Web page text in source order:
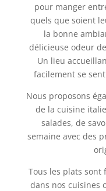
pour manger
quels que soient
la bonne
délicieuse odeur
Un lieu
facilement se
Nous proposons
de la cuisine
salades, de
semaine avec des
Tous les plats sont
dans nos cuisines